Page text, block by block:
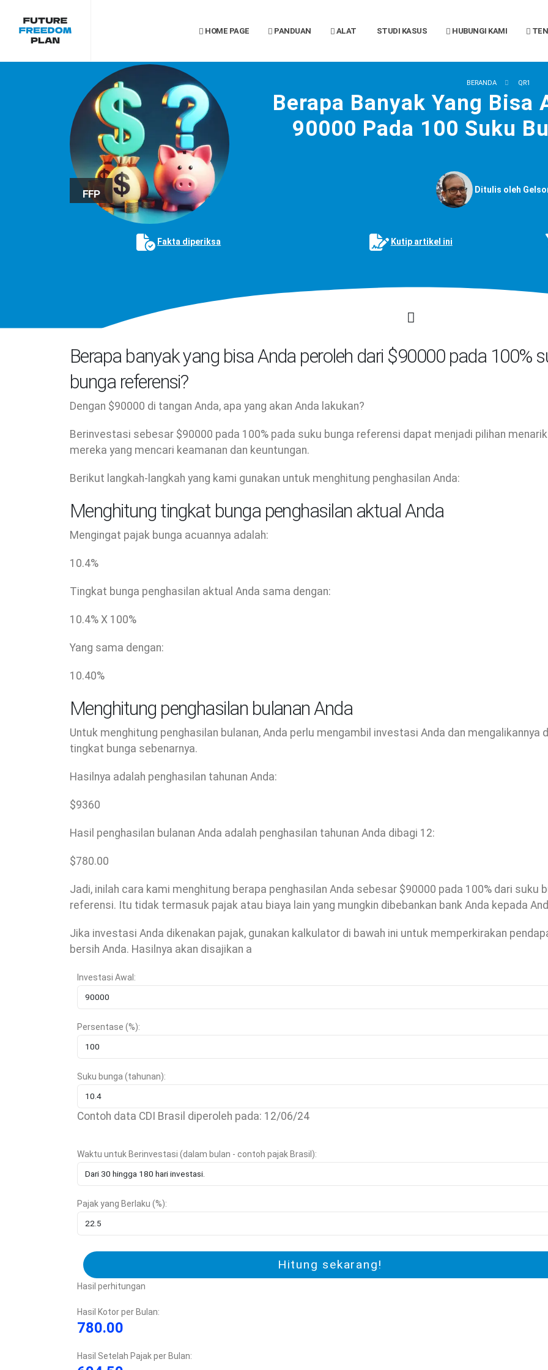
HOME PAGE PANDUAN ALAT STUDI KASUS HUBUNGI KAMI
FFP
BERANDA QR1
Berapa Banyak Yang Bisa
90000 Pada 100 Suku
Ditulis oleh
Fakta diperiksa Kutip artikel ini
Berapa banyak yang bisa Anda peroleh dari $90000 pada 100%
bunga referensi?
Dengan $90000 di tangan Anda, apa yang akan Anda lakukan?
Berinvestasi sebesar $90000 pada 100% pada suku bunga referensi dapat menjadi pilihan
mereka yang mencari keamanan dan keuntungan.
Berikut langkah-langkah yang kami gunakan untuk menghitung penghasilan Anda:
Menghitung tingkat bunga penghasilan aktual Anda
Mengingat pajak bunga acuannya adalah:
10.4%
Tingkat bunga penghasilan aktual Anda sama dengan:
10.4% X 100%
Yang sama dengan:
10.40%
Menghitung penghasilan bulanan Anda
Untuk menghitung penghasilan bulanan, Anda perlu mengambil investasi Anda dan mengalikannya
tingkat bunga sebenarnya.
Hasilnya adalah penghasilan tahunan Anda:
$9360
Hasil penghasilan bulanan Anda adalah penghasilan tahunan Anda dibagi 12:
$780.00
Jadi, inilah cara kami menghitung berapa penghasilan Anda sebesar $90000 pada 100% dari suku
referensi. Itu tidak termasuk pajak atau biaya lain yang mungkin dibebankan bank Anda kepada
Jika investasi Anda dikenakan pajak, gunakan kalkulator di bawah ini untuk memperkirakan
bersih Anda. Hasilnya akan disajikan a
Investasi Awal:
Persentase (%):
Suku bunga (tahunan):
Contoh data CDI Brasil diperoleh pada: 12/06/24
Waktu untuk Berinvestasi (dalam bulan - contoh pajak Brasil):
Pajak yang Berlaku (%):
Hitung sekarang!
Hasil perhitungan
Hasil Kotor per Bulan:
780.00
Hasil Setelah Pajak per Bulan: